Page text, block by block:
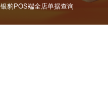
银豹POS端全店单据查询